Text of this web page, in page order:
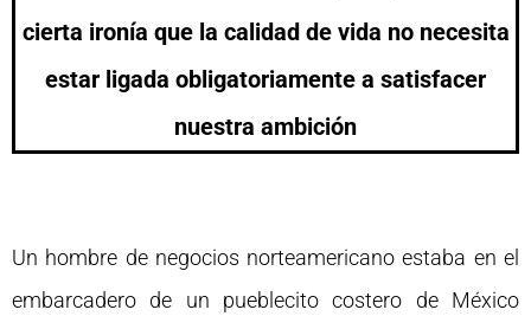
cierta ironía que la calidad de vida no necesita
estar ligada obligatoriamente a satisfacer
nuestra ambición
Un hombre de negocios norteamericano estaba en el
embarcadero de un pueblecito costero de México